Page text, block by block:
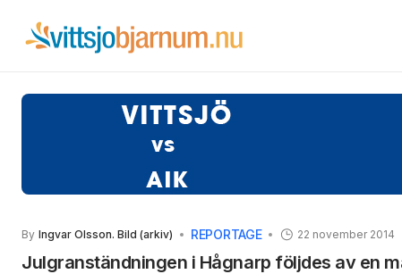
By Ingvar Olsson. Bild (arkiv) REPORTAGE 22 november 2014
Julgranständningen i Hågnarp följdes av en